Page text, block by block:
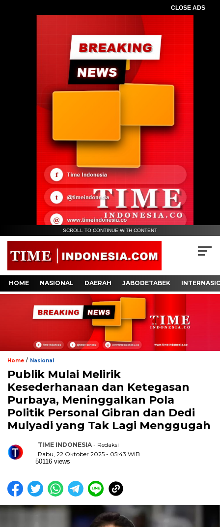
CLOSE ADS
SCROLL TO CONTINUE WITH CONTENT
HOME NASIONAL DAERAH JABODETABEK
Home / Nasional
Publik Mulai Melirik
Kesederhanaan dan Ketegasan
Purbaya, Meninggalkan Pola
Politik Personal Gibran dan Dedi
Mulyadi yang Tak Lagi Menggugah
TIME INDONESIA - Redaksi
Rabu, 22 Oktober 2025 - 05:43 WIB
50116 views